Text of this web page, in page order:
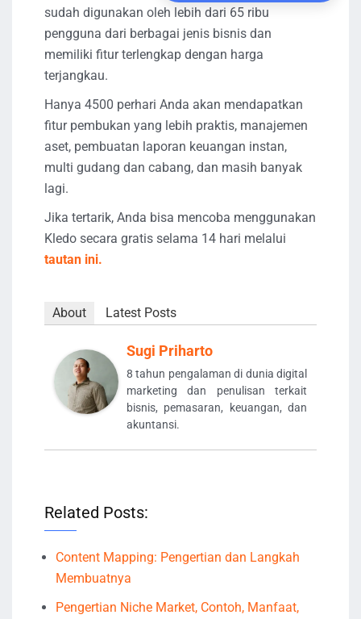
sudah digunakan oleh lebih dari 65 ribu
pengguna dari berbagai jenis bisnis dan
memiliki fitur terlengkap dengan harga
terjangkau.
Hanya 4500 perhari Anda akan mendapatkan
fitur pembukan yang lebih praktis, manajemen
aset, pembuatan laporan keuangan instan,
multi gudang dan cabang, dan masih banyak
lagi.
Jika tertarik, Anda bisa mencoba menggunakan
Kledo secara gratis selama 14 hari melalui
tautan ini.
About Latest Posts
Sugi Priharto
8 tahun pengalaman di dunia digital
marketing dan penulisan terkait
bisnis, pemasaran, keuangan, dan
akuntansi.
Related Posts:
Content Mapping: Pengertian dan Langkah
Membuatnya
Pengertian Niche Market, Contoh, Manfaat,